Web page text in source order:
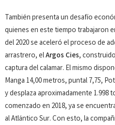
También presenta un desafío
quienes en este tiempo trabajaron
del 2020 se aceleró el proceso de
arrastrero, elArgos Cies,
captura del calamar. El mismo
Manga 14,00 metros, puntal 7,75,
y desplaza aproximadamente 1.998
comenzado en 2018, ya se
al Atlántico Sur. Con esto, la